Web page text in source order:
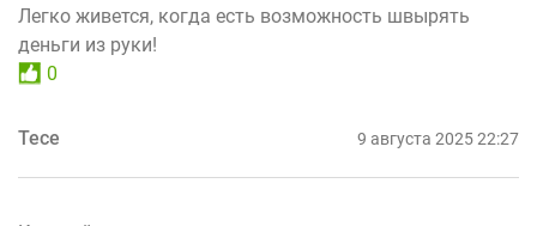
Легко живется, когда есть возможность швырять
деньги из руки!
0
Tece 9 августа 2025 22:27